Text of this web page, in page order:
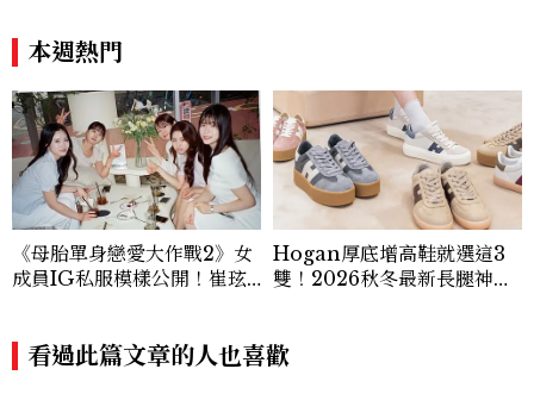
讓敵人成為朋友。」
本週熱門
《母胎單身戀愛大作戰2》女
成員IG私服模樣公開！崔玹
Hogan厚底增高鞋就選這3
雙！2026秋冬最新長腿神
看過此篇文章的人也喜歡